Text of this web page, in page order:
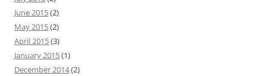
June 2015(2)
May 2015(2)
April 2015(3)
January 2015(1)
December 2014(2)